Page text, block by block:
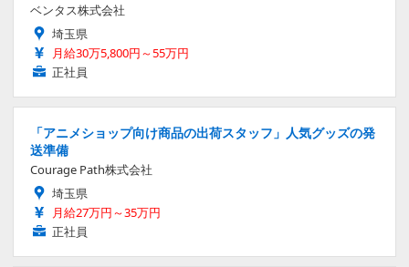
ベンタス株式会社
埼玉県
月給30万5,800円～55万円
正社員
「アニメショップ向け商品の出荷スタッフ」人気グッズの発
送準備
Courage Path株式会社
埼玉県
月給27万円～35万円
正社員